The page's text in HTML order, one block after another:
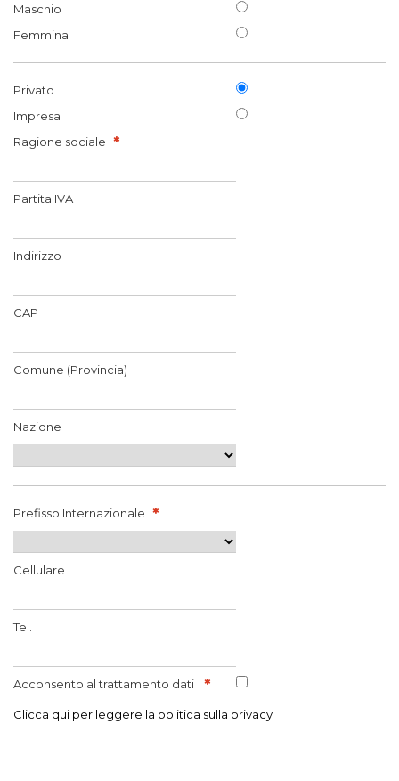
Maschio
Femmina
Privato
Impresa
Ragione sociale
Partita IVA
Indirizzo
CAP
Comune (Provincia)
Nazione
Prefisso Internazionale
Cellulare
Tel.
Acconsento al trattamento dati
Clicca qui per leggere la politica sulla privacy